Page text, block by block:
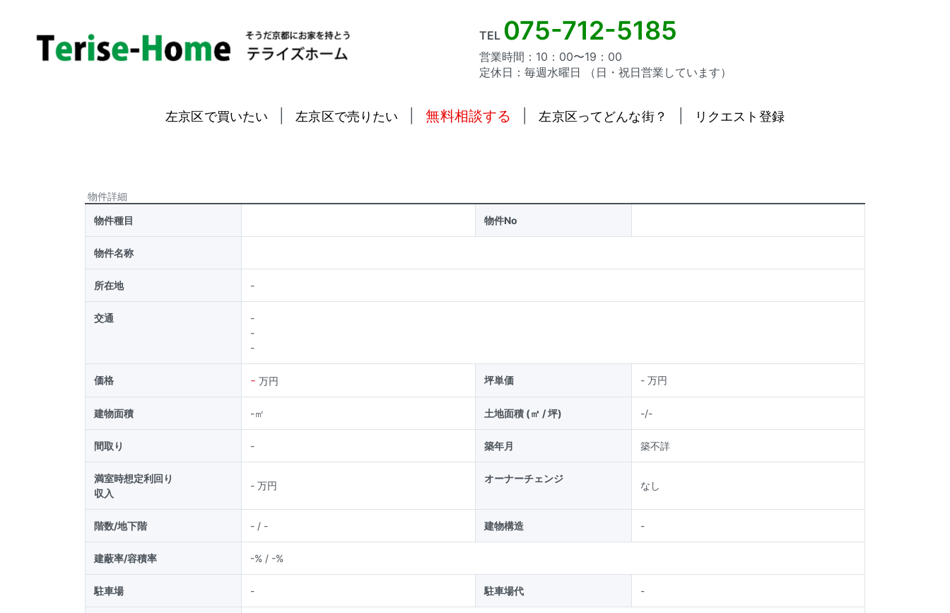
TEL 075-712-5185
営業時間：10：00〜19：00
定休日：毎週水曜日 （日・祝日営業しています）
左京区で買いたい 左京区で売りたい 無料相談する 左京区ってどんな街？ リクエスト登録
物件詳細
物件種目
物件No
物件名称
所在地 -
交通
-
-
-
価格 - 万円 坪単価 - 万円
建物面積 -㎡ 土地面積 (㎡ / 坪) -/-
間取り - 築年月 築不詳
満室時想定利回り
収入
- 万円
オーナーチェンジ
なし
階数/地下階 - / - 建物構造 -
建蔽率/容積率 -% / -%
駐車場 - 駐車場代 -